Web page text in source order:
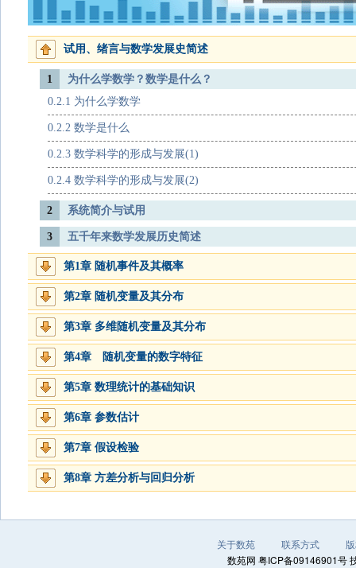
试用、绪言与数学发展史简述
1
为什么学数学？数学是什么？
0.2.1 为什么学数学
0.2.2 数学是什么
0.2.3 数学科学的形成与发展(1)
0.2.4 数学科学的形成与发展(2)
2 系统简介与试用
3 五千年来数学发展历史简述
第1章 随机事件及其概率
第2章 随机变量及其分布
第3章 多维随机变量及其分布
第4章 随机变量的数字特征
第5章 数理统计的基础知识
第6章 参数估计
第7章 假设检验
第8章 方差分析与回归分析
关于数苑 联系方式
数苑网 粤ICP备09146901号